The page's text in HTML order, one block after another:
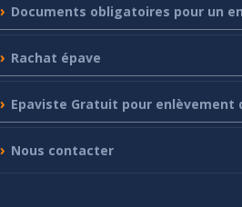
Documents obligatoires pour un
Rachat épave
Epaviste Gratuit pour enlèvement
Nous contacter